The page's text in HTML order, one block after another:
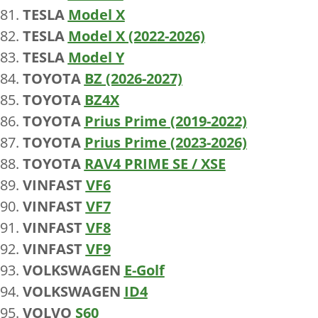
TESLA Model X
TESLA Model X (2022-2026)
TESLA Model Y
TOYOTA BZ (2026-2027)
TOYOTA BZ4X
TOYOTA Prius Prime (2019-2022)
TOYOTA Prius Prime (2023-2026)
TOYOTA RAV4 PRIME SE / XSE
VINFASTVF6
VINFASTVF7
VINFASTVF8
VINFASTVF9
VOLKSWAGEN E-Golf
VOLKSWAGEN ID4
VOLVO S60